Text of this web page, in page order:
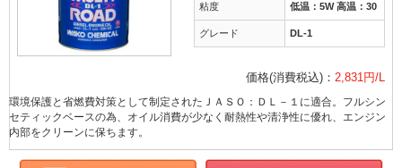
粘度 低温：5W 高温：30
グレード DL-1
価格(消費税込)： 2,831円/L
環境保護と省燃費対策として制定されたＪＡＳＯ：ＤＬ－１に適合。フルシン
セティックベースの為、オイル消費が少なく耐熱性や清浄性に優れ、エンジン
内部をクリーンに保ちます。